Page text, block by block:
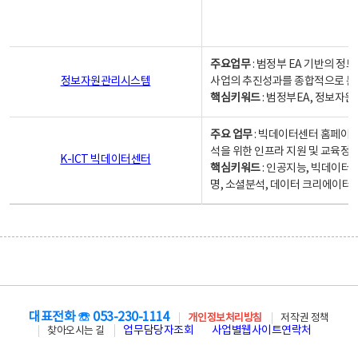
정보자원관리시스템
주요업무: 범정부 EA 기반의 정
사업의 추진성과를 종합적으로
핵심키워드: 범정부EA, 정보자
K-ICT 빅데이터센터
주요 업무: 빅데이터센터 홈페이
석을 위한 인프라 지원 및 교육정
핵심키워드: 인공지능, 빅데이터,
명, 소셜분석, 데이터 크리에이터
대표전화 ☏ 053-230-1114 개인정보처리방침
저작권 정책
찾아오시는 길
업무담당자조회 사업별웹사이트연락처